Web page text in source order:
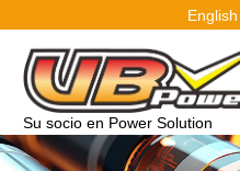
English
Su socio en Power Solution